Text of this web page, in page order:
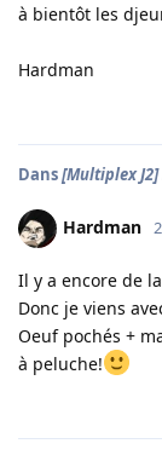
à bientôt les
Hardman
Dans[Multiplex J2]
Hardman
Il y a encore de
Donc je viens
Oeuf pochés +
à peluche!